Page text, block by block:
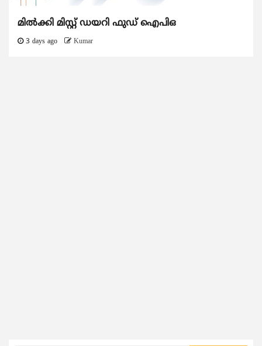
മിൽക്കി മിസ്റ്റ് ഡയറി ഫുഡ് ഐപിഒ
3 days ago Kumar